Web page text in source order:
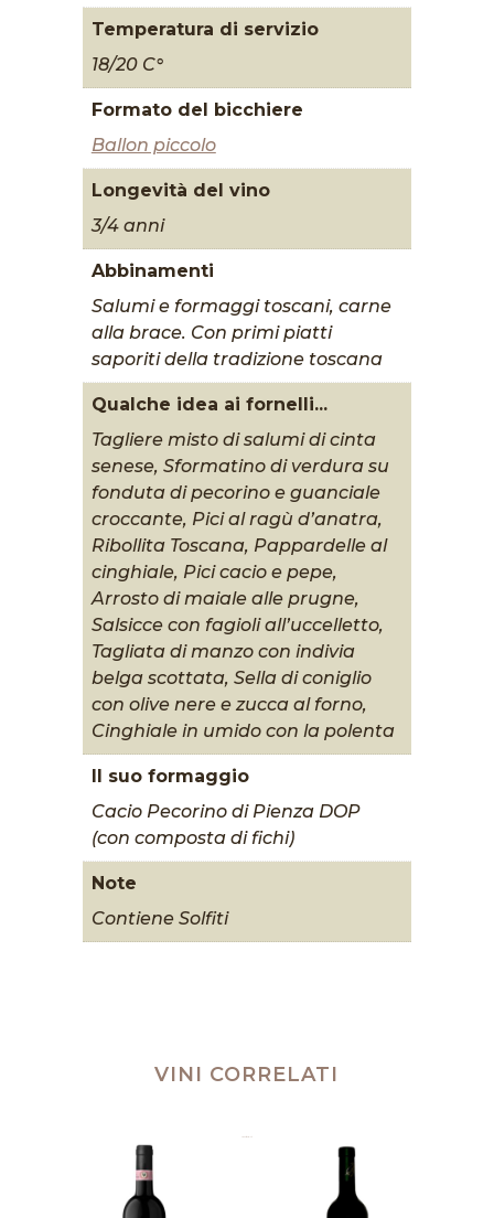
Temperatura di servizio
18/20 C°
Formato del bicchiere
Ballon piccolo
Longevità del vino
3/4 anni
Abbinamenti
Salumi e formaggi toscani, carne
alla brace. Con primi piatti
saporiti della tradizione toscana
Qualche idea ai fornelli...
Tagliere misto di salumi di cinta
senese, Sformatino di verdura su
fonduta di pecorino e guanciale
croccante, Pici al ragù d’anatra,
Ribollita Toscana, Pappardelle al
cinghiale, Pici cacio e pepe,
Arrosto di maiale alle prugne,
Salsicce con fagioli all’uccelletto,
Tagliata di manzo con indivia
belga scottata, Sella di coniglio
con olive nere e zucca al forno,
Cinghiale in umido con la polenta
Il suo formaggio
Cacio Pecorino di Pienza DOP
(con composta di fichi)
Note
Contiene Solfiti
VINI CORRELATI